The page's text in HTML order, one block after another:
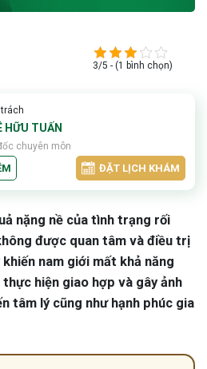
3/5 - (1 bình chọn)
HỮU TUẤN
chuyên môn
ĐẶT LỊCH KHÁM
nặng nề của tình trạng rối
được quan tâm và điều trị
nam giới mất khả năng
hiện giao hợp và gây ảnh
tâm lý cũng như hạnh phúc gia